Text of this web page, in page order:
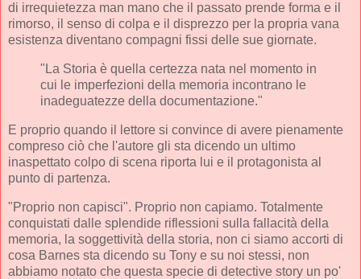
di irrequietezza man mano che il passato prende forma e il
rimorso, il senso di colpa e il disprezzo per la propria vana
esistenza diventano compagni fissi delle sue giornate.
"La Storia è quella certezza nata nel momento in
cui le imperfezioni della memoria incontrano le
inadeguatezze della documentazione."
E proprio quando il lettore si convince di avere pienamente
compreso ciò che l'autore gli sta dicendo un ultimo
inaspettato colpo di scena riporta lui e il protagonista al
punto di partenza.
"Proprio non capisci". Proprio non capiamo. Totalmente
conquistati dalle splendide riflessioni sulla fallacità della
memoria, la soggettività della storia, non ci siamo accorti di
cosa Barnes sta dicendo su Tony e su noi stessi, non
abbiamo notato che questa specie di detective story un po'